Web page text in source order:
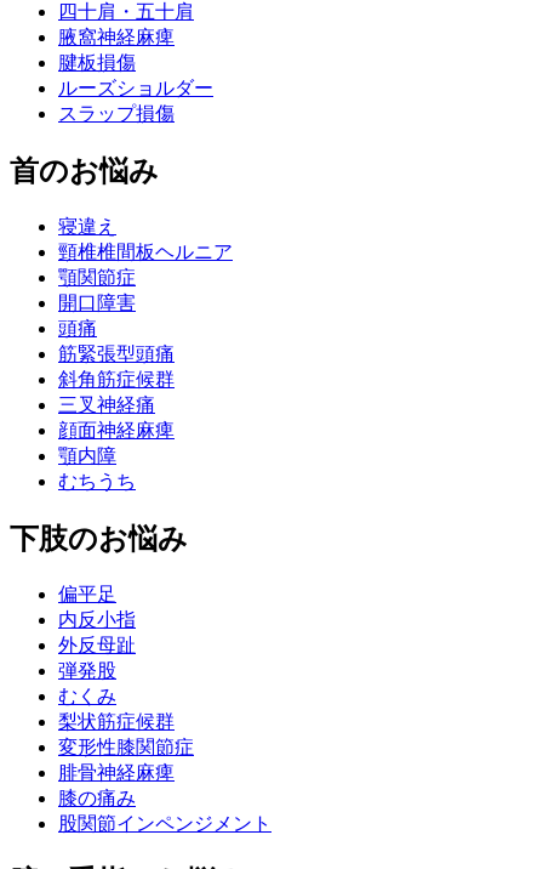
四十肩・五十肩
腋窩神経麻痺
腱板損傷
ルーズショルダー
スラップ損傷
首のお悩み
寝違え
頸椎椎間板ヘルニア
顎関節症
開口障害
頭痛
筋緊張型頭痛
斜角筋症候群
三叉神経痛
顔面神経麻痺
顎内障
むちうち
下肢のお悩み
偏平足
内反小指
外反母趾
弾発股
むくみ
梨状筋症候群
変形性膝関節症
腓骨神経麻痺
膝の痛み
股関節インペンジメント